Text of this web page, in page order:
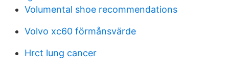
Volumental shoe recommendations
Volvo xc60 förmånsvärde
Hrct lung cancer